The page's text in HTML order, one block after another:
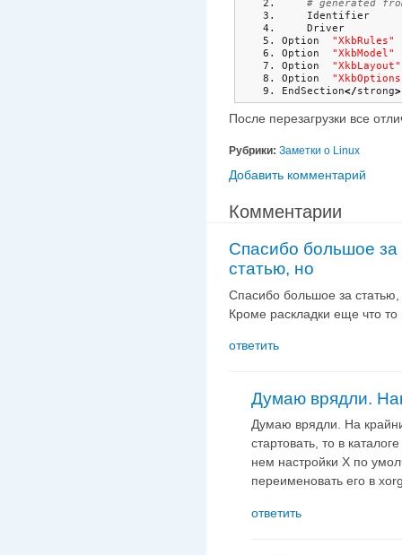
    Identifier
    Driver
Option
"XkbRules"
Option
"XkbModel"
Option
"XkbLayout"
Option
EndSection</strong>
После перезагрузки все
Рубрики: Заметки о Linux
Добавить комментарий
Комментарии
Спасибо большое за
статью, но
Спасибо большое за статью,
Кроме раскладки еще что
ответить
Думаю врядли.
Думаю врядли. На
стартовать, то в
нем настройки X по
переименовать его в
ответить